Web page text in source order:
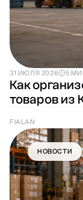
31 ИЮЛЯ 2026 5
Как
товаров из
FIALAN
НОВОСТИ